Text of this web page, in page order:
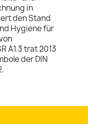
in
den Stand
Hygiene für
A1.3 trat 2013
der DIN